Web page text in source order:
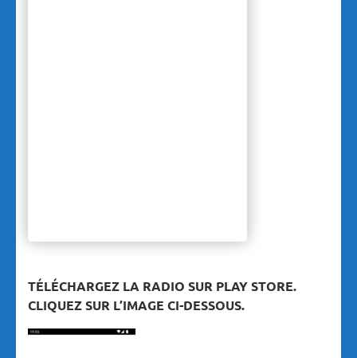
TÉLÉCHARGEZ LA RADIO SUR PLAY STORE.
CLIQUEZ SUR L’IMAGE CI-DESSOUS.